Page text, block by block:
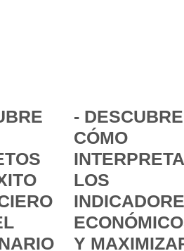
- DESCUBRE
CÓMO
LOS
Y